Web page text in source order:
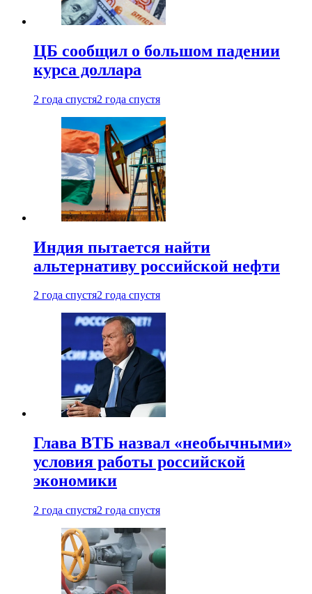
ЦБ сообщил о большом падении
курса доллара
2 года спустя2 года спустя
Индия пытается найти
альтернативу российской нефти
2 года спустя2 года спустя
Глава ВТБ назвал «необычными»
условия работы российской
экономики
2 года спустя2 года спустя